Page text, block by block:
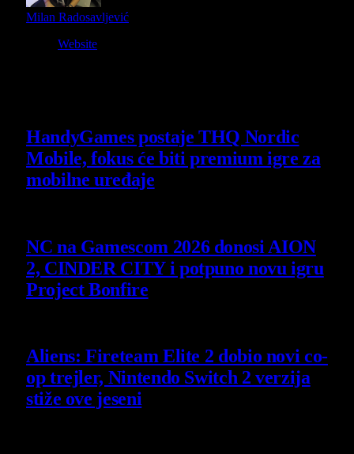
Milan Radosavljević
Website
HandyGames postaje THQ Nordic
Mobile, fokus će biti premium igre za
mobilne uređaje
NC na Gamescom 2026 donosi AION
2, CINDER CITY i potpuno novu igru
Project Bonfire
Aliens: Fireteam Elite 2 dobio novi co-
op trejler, Nintendo Switch 2 verzija
stiže ove jeseni